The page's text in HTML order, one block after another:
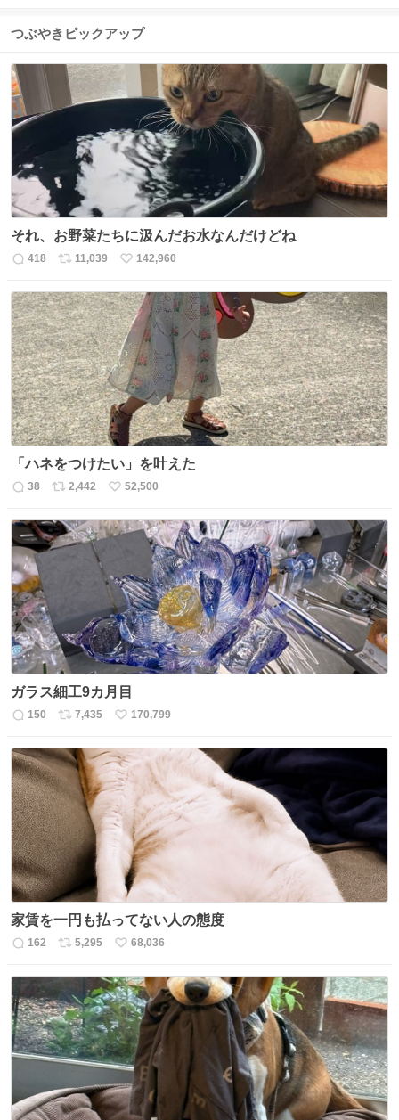
つぶやきピックアップ
それ、お野菜たちに汲んだお水なんだけどね
返
数
418
リ
ス
ト
数
11,039
い
ね
数
142,960
「ハネをつけたい」を叶えた
返
数
38
リ
ス
ト
2,442
い
ね
52,500
ガラス細工9カ月目
返
数
150
リ
ス
ト
数
7,435
い
ね
数
170,799
家賃を一円も払ってない人の態度
返
162
リ
ト
数
5,295
い
ね
数
68,036